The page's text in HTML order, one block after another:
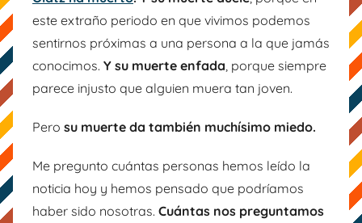
r
M
a
m
á
o
e
t
e
este extraño periodo en que vivimos podemos
sentirnos próximas a una persona a la que jamás
conocimos. Y su muerte enfada , porque siempre
parece injusto que alguien muera tan joven.
Pero su muerte da también muchísimo miedo.
Me pregunto cuántas personas hemos leído la
noticia hoy y hemos pensado que podríamos
haber sido nosotras. Cuántas nos preguntamos